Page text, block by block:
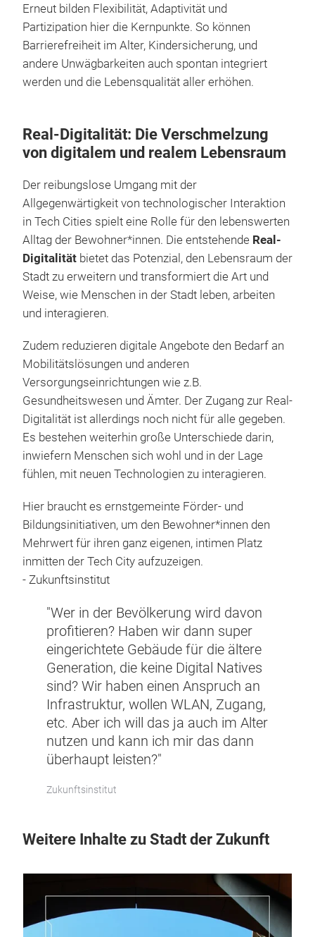
Erneut bilden Flexibilität, Adaptivität und
Partizipation hier die Kernpunkte. So können
Barrierefreiheit im Alter, Kindersicherung, und
andere Unwägbarkeiten auch spontan integriert
werden und die Lebensqualität aller erhöhen.
Real-Digitalität: Die Verschmelzung
von digitalem und realem Lebensraum
Der reibungslose Umgang mit der
Allgegenwärtigkeit von technologischer Interaktion
in Tech Cities spielt eine Rolle für den lebenswerten
Alltag der Bewohner*innen. Die entstehende Real-
Digitalität bietet das Potenzial, den Lebensraum der
Stadt zu erweitern und transformiert die Art und
Weise, wie Menschen in der Stadt leben, arbeiten
und interagieren.
Zudem reduzieren digitale Angebote den Bedarf an
Mobilitätslösungen und anderen
Versorgungseinrichtungen wie z.B.
Gesundheitswesen und Ämter. Der Zugang zur Real-
Digitalität ist allerdings noch nicht für alle gegeben.
Es bestehen weiterhin große Unterschiede darin,
inwiefern Menschen sich wohl und in der Lage
fühlen, mit neuen Technologien zu interagieren.
Hier braucht es ernstgemeinte Förder- und
Bildungsinitiativen, um den Bewohner*innen den
Mehrwert für ihren ganz eigenen, intimen Platz
inmitten der Tech City aufzuzeigen.
- Zukunftsinstitut
"Wer in der Bevölkerung wird davon
profitieren? Haben wir dann super
eingerichtete Gebäude für die ältere
Generation, die keine Digital Natives
sind? Wir haben einen Anspruch an
Infrastruktur, wollen WLAN, Zugang,
etc. Aber ich will das ja auch im Alter
nutzen und kann ich mir das dann
überhaupt leisten?"
Zukunftsinstitut
Weitere Inhalte zu Stadt der Zukunft